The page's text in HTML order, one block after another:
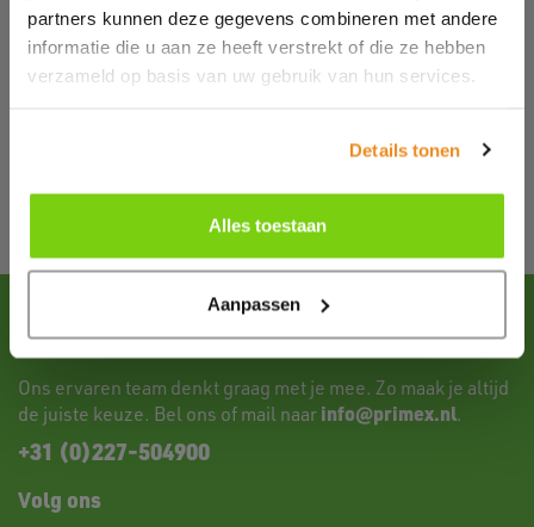
partners kunnen deze gegevens combineren met andere
informatie die u aan ze heeft verstrekt of die ze hebben
verzameld op basis van uw gebruik van hun services.
Details tonen
Alles toestaan
Aanpassen
Heb je vragen of wil je advies?
Ons ervaren team denkt graag met je mee. Zo maak je altijd
de juiste keuze. Bel ons of mail naar info@primex.nl.
+31 (0)227-504900
Volg ons